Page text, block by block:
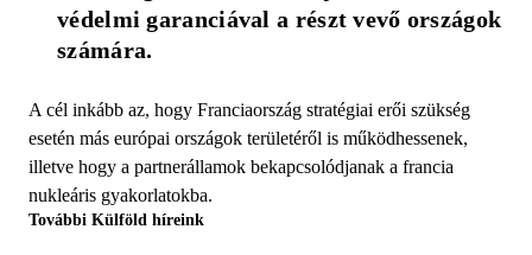
védelmi garanciával a részt vevő országok
számára.
A cél inkább az, hogy Franciaország stratégiai erői szükség
esetén más európai országok területéről is működhessenek,
illetve hogy a partnerállamok bekapcsolódjanak a francia
nukleáris gyakorlatokba.
További Külföld híreink